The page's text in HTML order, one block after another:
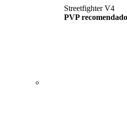
Streetfighter V4
PVP